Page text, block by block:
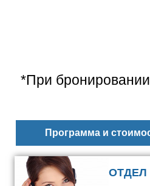
*При бронировании
Программа и